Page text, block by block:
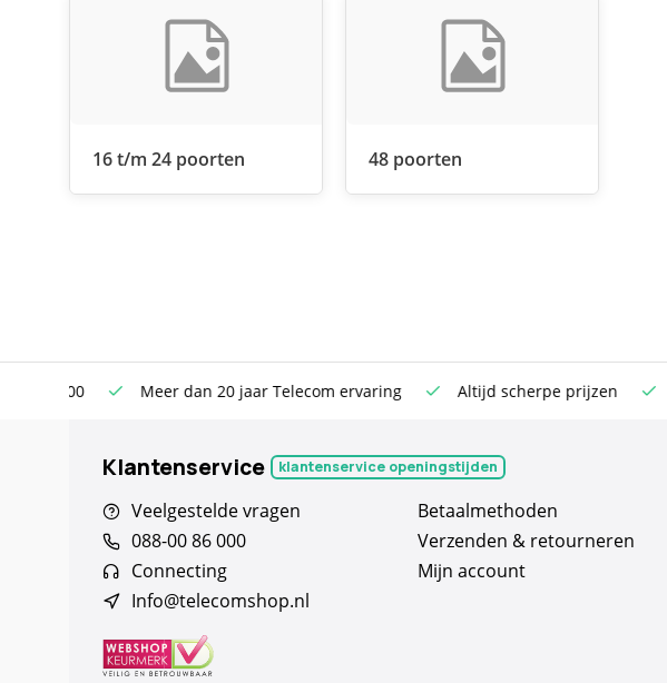
16 t/m 24 poorten 48 poorten
Meer dan 20 jaar Telecom ervaring Altijd scherpe prijzen
Klantenservice klantenservice openingstijden
Veelgestelde vragen
088-00 86 000
Connecting
Info@telecomshop.nl
Betaalmethoden
Verzenden & retourneren
Mijn account